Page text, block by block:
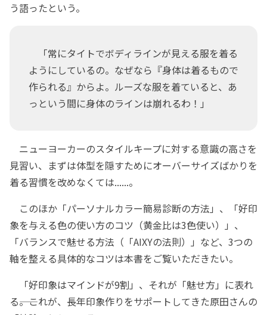
う語ったという。
「常にタイトでボディラインが見える服を着る
ようにしているの。なぜなら『身体は着るもので
作られる』からよ。ルーズな服を着ていると、あ
っという間に身体のラインは崩れるわ！」
ニューヨーカーのスタイルキープに対する意識の高さを
見習い、まずは体型を隠すためにオーバーサイズばかりを
着る習慣を改めなくては......。
このほか「パーソナルカラー簡易診断の方法」、「好印
象を与える色の使い方のコツ（黄金比は3色使い）」、
「バランスで魅せる方法（「AIXYの法則）」など、3つの
軸を整える具体的なコツは本書をご覧いただきたい。
「好印象はマインドが9割」、それが「魅せ方」に表れ
る――。これが、長年印象作りをサポートしてきた原田さんの